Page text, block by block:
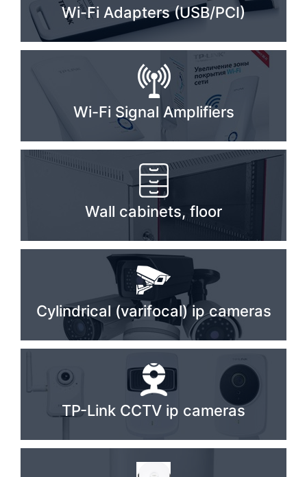
PC components
Wi-Fi Adapters (USB/PCI)
Wi-Fi Signal Amplifiers
Wall cabinets, floor
Cylindrical (varifocal) ip cameras
TP-Link CCTV ip cameras